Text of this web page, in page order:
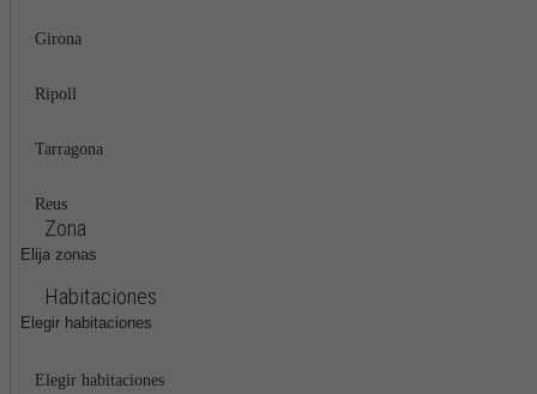
Girona
Ripoll
Tarragona
Reus
Zona
Elija zonas
Habitaciones
Elegir habitaciones
Elegir habitaciones